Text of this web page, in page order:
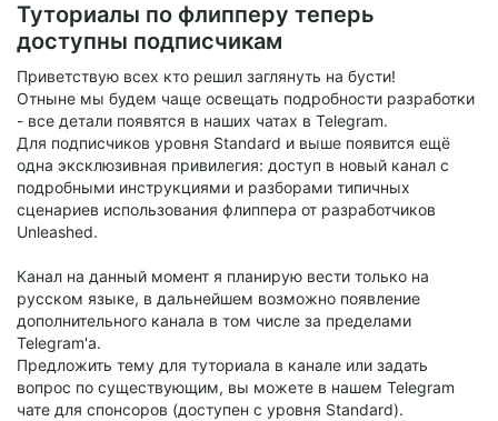
Вернулись зимние анимации :)
Подробный список изменений, их авторов, а так же
подробные комментарии к ним доступны по ссылке
(установить обновление можно там же):
https://github.com/DarkFlippers/unleashed-
firmware/releases/tag/unlshd-084
---
Сообщение для нашего сообщества:
Друзья, в наш Unleashed мы вкладывем все самое лучшее
из того, что можем создать сами или взять из доступных
источников, но, как и все OpenSource-проекты, этот проект
полностью зависит от вашей поддержки. Мы бы хотели
напомнить Вам, что ваши пожертвования очень важны для
поддержания активной и качественной разработки.
Туториалы по флипперу теперь
доступны подписчикам
Приветствую всех кто решил заглянуть на бусти!
Отныне мы будем чаще освещать подробности разработки
- все детали появятся в наших чатах в Telegram.
Для подписчиков уровня Standard и выше появится ещё
одна эксклюзивная привилегия: доступ в новый канал с
подробными инструкциями и разборами типичных
сценариев использования флиппера от разработчиков
Unleashed.
Канал на данный момент я планирую вести только на
русском языке, в дальнейшем возможно появление
дополнительного канала в том числе за пределами
Telegram'а.
Предложить тему для туториала в канале или задать
вопрос по существующим, вы можете в нашем Telegram
чате для спонсоров (доступен с уровня Standard).